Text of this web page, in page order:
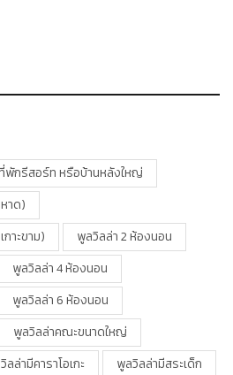
พักรีสอร์ท หรือบ้านหลังใหญ่
าด)
าะขาม)
พูลวิลล่า 2 ห้องนอน
พูลวิลล่า 4 ห้องนอน
พูลวิลล่า 6 ห้องนอน
พูลวิลล่าคณะขนาดใหญ่
ลล่ามีคาราโอเกะ
พูลวิลล่ามีสระเด็ก